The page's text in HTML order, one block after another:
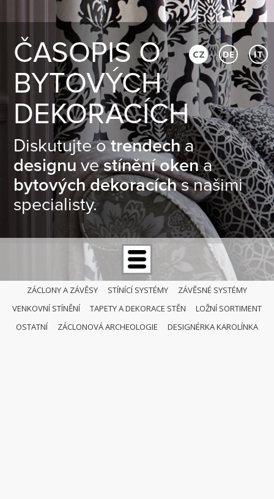
ČASOPIS O
BYTOVÝCH
DEKORACÍCH
Diskutujte otrendecha
designuvestínění okena
bytových dekoracíchs našimi
specialisty.
CZ DE IT
ZÁCLONY A ZÁVĚSY STÍNÍCÍ SYSTÉMY
ZÁVĚSNÉ SYSTÉMY
VENKOVNÍ STÍNĚNÍ
TAPETY A DEKORACE STĚN
LOŽNÍ SORTIMENT
OSTATNÍ
ZÁCLONOVÁ ARCHEOLOGIE DESIGNÉRKA KAROLÍNKA